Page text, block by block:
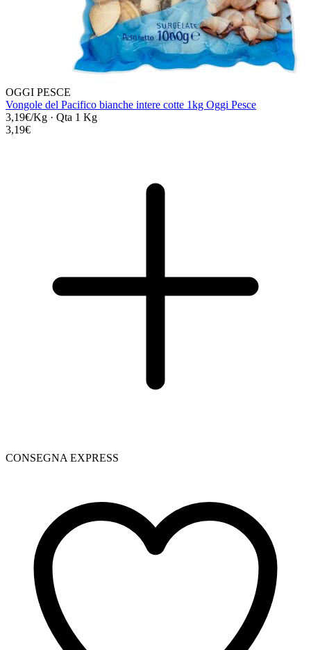
OGGI PESCE
Vongole del Pacifico bianche intere cotte 1kg Oggi Pesce
3,19€/Kg · Qta 1 Kg
3,19€
CONSEGNA EXPRESS